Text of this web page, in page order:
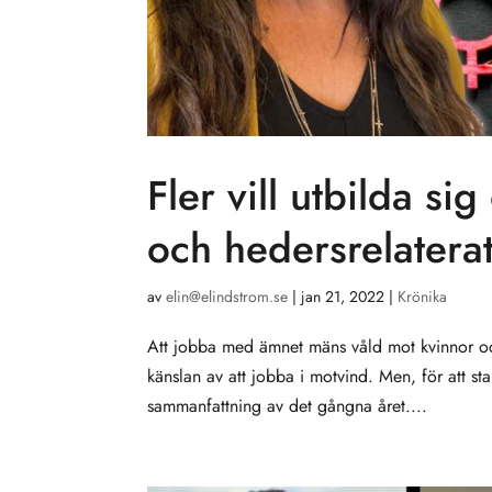
Fler vill utbilda
och
avelin@elindstrom.se | jan 21, 2022 | Krönika
Att jobba med ämnet mäns våld mot kvinnor
känslan av att jobba i motvind. Men, för att
sammanfattning av det gångna året....